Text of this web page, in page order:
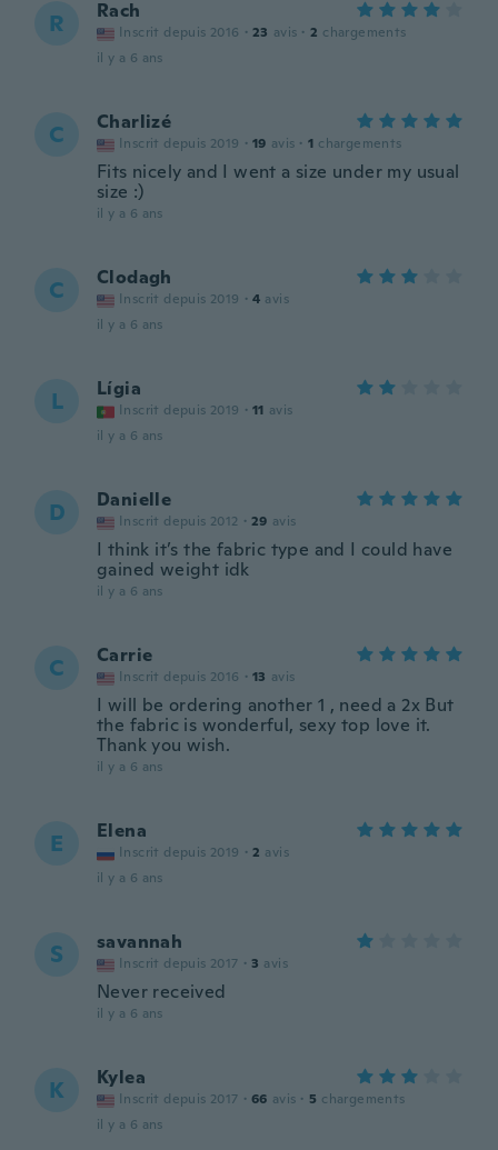
R Rach
Inscrit depuis 2016 · 23 avis · 2 chargements
il y a 6 ans
C Charlizé
Inscrit depuis 2019 · 19 avis · 1 chargements
Fits nicely and I went a size under my usual
size :)
il y a 6 ans
C Clodagh
Inscrit depuis 2019 · 4 avis
il y a 6 ans
L Lígia
Inscrit depuis 2019 · 11 avis
il y a 6 ans
D Danielle
Inscrit depuis 2012 · 29 avis
I think it’s the fabric type and I could have
gained weight idk
il y a 6 ans
C Carrie
Inscrit depuis 2016 · 13 avis
I will be ordering another 1 , need a 2x But
the fabric is wonderful, sexy top love it.
Thank you wish.
il y a 6 ans
E Elena
Inscrit depuis 2019 · 2 avis
il y a 6 ans
S savannah
Inscrit depuis 2017 · 3 avis
Never received
il y a 6 ans
K Kylea
Inscrit depuis 2017 · 66 avis · 5 chargements
il y a 6 ans